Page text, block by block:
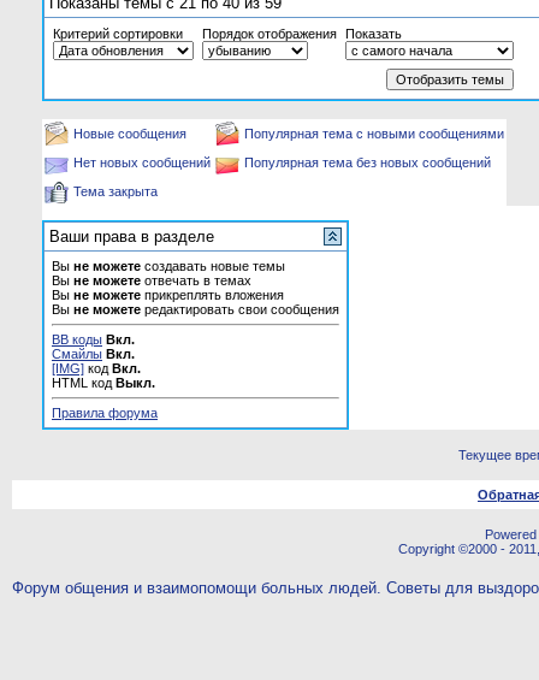
Критерий сортировки Порядок отображения Показать
Новые сообщения
Популярная тема с новыми сообщениями
Нет новых сообщений
Популярная тема без новых сообщений
Тема закрыта
Ваши права в разделе
Вы не можете создавать новые темы
Вы не можете отвечать в темах
Вы не можете прикреплять вложения
Вы не можете редактировать свои сообщения
BB коды Вкл.
Смайлы Вкл.
[IMG] код Вкл.
HTML код Выкл.
Правила форума
Текущее
Copyright ©2000 -
Форум общения и взаимопомощи больных людей. Советы для